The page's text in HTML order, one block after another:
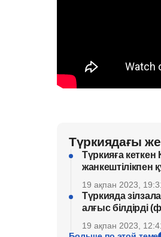
Түркиядағы
Түркияға
жанкештілікпен
19 ақпан 2023,
Түркияда
алғыс білдірді
19 ақпан 2023,